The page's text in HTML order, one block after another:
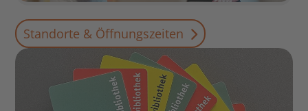
Standorte & Öffnungszeiten